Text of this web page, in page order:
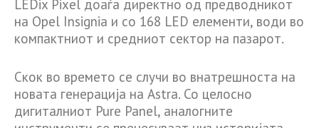
LEDix Pixel доаѓа директно од предводникот
на Opel Insignia и со 168 LED елементи, води во
компактниот и средниот сектор на пазарот.
Скок во времето се случи во внатрешноста на
новата генерација на Astra. Со целосно
дигиталниот Pure Panel, аналогните